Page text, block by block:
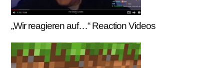
„Wir reagieren auf…“ Reaction Videos